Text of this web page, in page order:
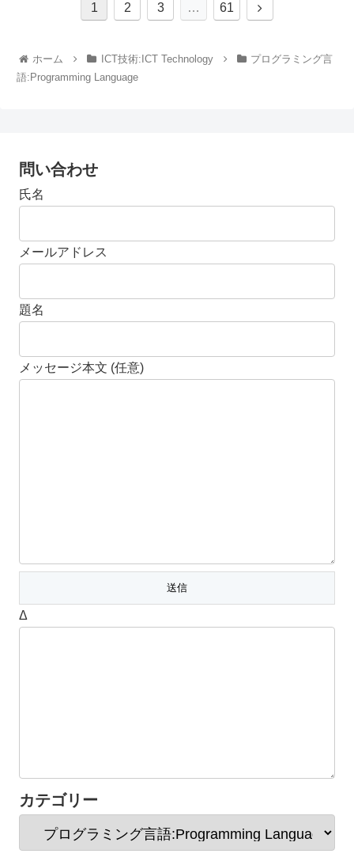
1 2 3 … 61
ホーム ICT技術:ICT Technology
プログラミング言
語:Programming Language
問い合わせ
氏名
メールアドレス
題名
メッセージ本文 (任意)
Δ
カテゴリー